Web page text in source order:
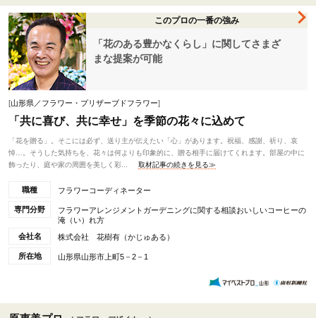
このプロの一番の強み
「花のある豊かなくらし」に関してさまざ
まな提案が可能
[山形県／フラワー・プリザーブドフラワー]
「共に喜び、共に幸せ」を季節の花々に込めて
「花を贈る」。そこには必ず、送り主が伝えたい「心」があります。祝福、感謝、祈り、哀
悼…。そうした気持ちを、花々は何よりも印象的に、贈る相手に届けてくれます。部屋の中に
飾ったり、庭や家の周囲を美しく彩...
取材記事の続きを見る≫
職種 フラワーコーディネーター
専門分野
フラワーアレンジメントガーデニングに関する相談おいしいコーヒーの
淹（い）れ方
会社名
株式会社 花樹有（かじゅある）
所在地 山形県山形市上町5－2－1